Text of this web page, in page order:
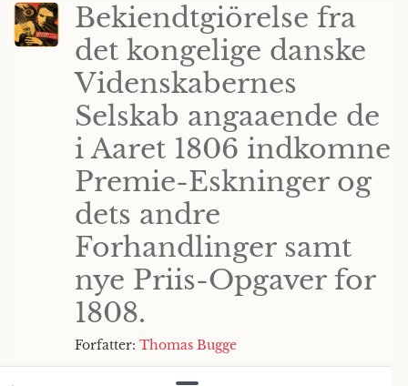
Bekiendtgiörelse fra
det kongelige danske
Videnskabernes
Selskab angaaende de
i Aaret 1806 indkomne
Premie-Eskninger og
dets andre
Forhandlinger samt
nye Priis-Opgaver for
1808.
Forfatter: Thomas Bugge